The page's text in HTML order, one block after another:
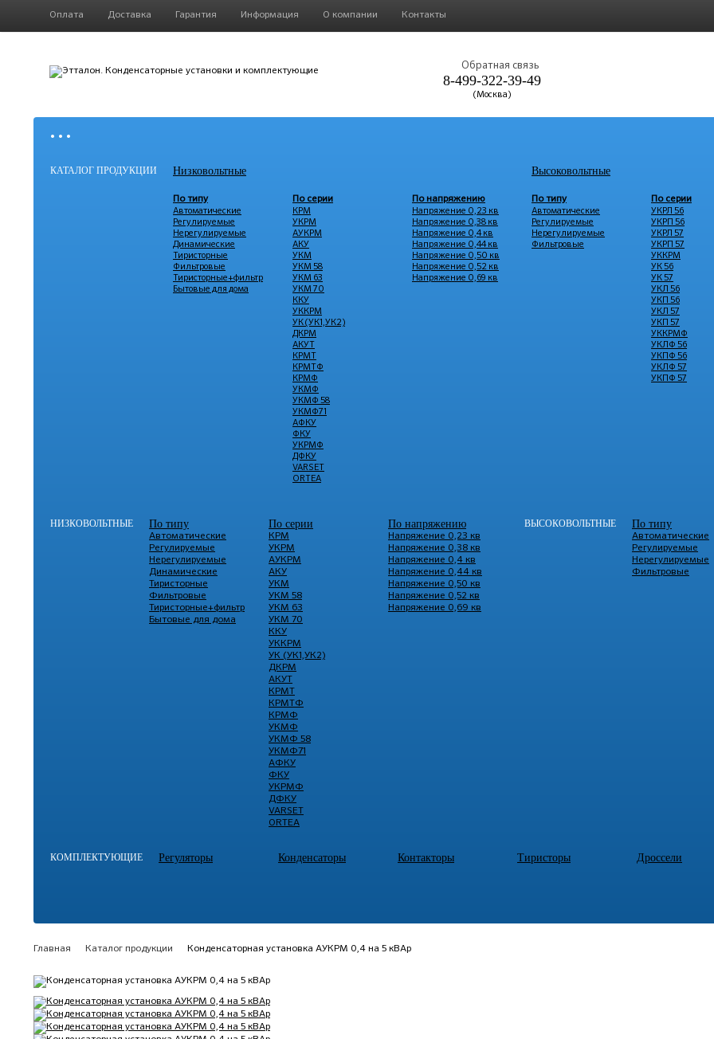
Оплата Доставка Гарантия Информация О компании Контакты
Обратная связь
8-499-322-39-49
(Москва)
• • •
КАТАЛОГ ПРОДУКЦИИ Низковольтные
По типу
Автоматические
Регулируемые
Нерегулируемые
Динамические
Тиристорные
Фильтровые
Тиристорные+фильтр
Бытовые для дома
По серии
КРМ
УКРМ
АУКРМ
АКУ
УКМ
УКМ 58
УКМ 63
УКМ 70
ККУ
УККРМ
УК (УК1,УК2)
ДКРМ
АКУТ
КРМТ
КРМТФ
КРМФ
УКМФ
УКМФ 58
УКМФ71
АФКУ
ФКУ
УКРМФ
ДФКУ
VARSET
ORTEA
По напряжению
Напряжение 0,23 кв
Напряжение 0,38 кв
Напряжение 0,4 кв
Напряжение 0,44 кв
Напряжение 0,50 кв
Напряжение 0,52 кв
Напряжение 0,69 кв
Высоковольтные
По типу
Автоматические
Регулируемые
Нерегулируемые
Фильтровые
По серии
УКРЛ 56
УКРП 56
УКРЛ 57
УКРП 57
УККРМ
УК 56
УК 57
УКЛ 56
УКП 56
УКЛ 57
УКП 57
УККРМФ
УКЛФ 56
УКПФ 56
УКЛФ 57
УКПФ 57
НИЗКОВОЛЬТНЫЕ По типу
Автоматические
Регулируемые
Нерегулируемые
Динамические
Тиристорные
Фильтровые
Тиристорные+фильтр
Бытовые для дома
По серии
КРМ
УКРМ
АУКРМ
АКУ
УКМ
УКМ 58
УКМ 63
УКМ 70
ККУ
УККРМ
УК (УК1,УК2)
ДКРМ
АКУТ
КРМТ
КРМТФ
КРМФ
УКМФ
УКМФ 58
УКМФ71
АФКУ
ФКУ
УКРМФ
ДФКУ
VARSET
ORTEA
По напряжению
Напряжение 0,23 кв
Напряжение 0,38 кв
Напряжение 0,4 кв
Напряжение 0,44 кв
Напряжение 0,50 кв
Напряжение 0,52 кв
Напряжение 0,69 кв
ВЫСОКОВОЛЬТНЫЕ По типу
Автоматические
Регулируемые
Нерегулируемые
Фильтровые
КОМПЛЕКТУЮЩИЕ Регуляторы Конденсаторы Контакторы Тиристоры Дроссели
Главная Каталог продукции Конденсаторная установка АУКРМ 0,4 на 5 кВАр